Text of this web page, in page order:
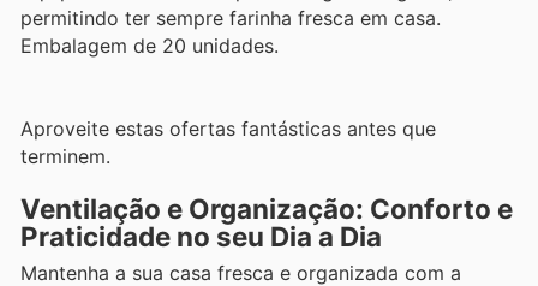
permitindo ter sempre farinha fresca em casa.
Embalagem de 20 unidades.
Aproveite estas ofertas fantásticas antes que
terminem.
Ventilação e Organização: Conforto e
Praticidade no seu Dia a Dia
Mantenha a sua casa fresca e organizada com a